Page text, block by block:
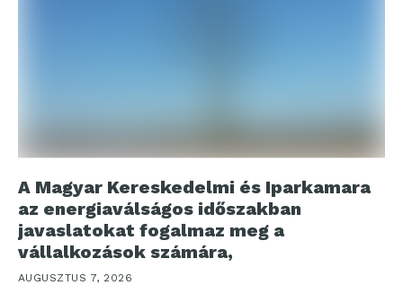
A Magyar Kereskedelmi és Iparkamara
az energiaválságos időszakban
javaslatokat fogalmaz meg a
vállalkozások számára,
AUGUSZTUS 7, 2026